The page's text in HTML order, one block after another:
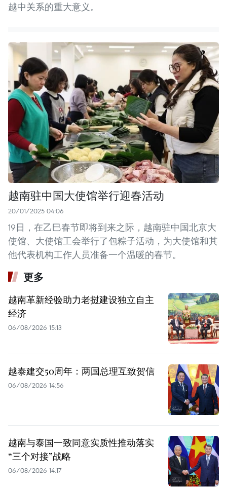
越中关系的重大意义。
越南驻中国大使馆举行迎春活动
20/01/2025 04:06
19日，在乙巳春节即将到来之际，越南驻中国北京大
使馆、大使馆工会举行了包粽子活动，为大使馆和其
他代表机构工作人员准备一个温暖的春节。
更多
越南革新经验助力老挝建设独立自主
经济
06/08/2026 15:13
越泰建交50周年：两国总理互致贺信
06/08/2026 14:56
越南与泰国一致同意实质性推动落实
“三个对接”战略
06/08/2026 14:17